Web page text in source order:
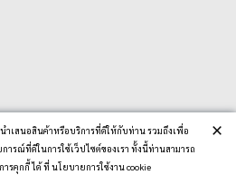
ำเสนอสินค้าหรือบริการที่ดีให้กับท่าน รวมถึงเพื่อ
รณ์ที่ดีในการใช้เว็ปไซต์ของเรา ทั้งนี้ท่านสามารถ
รคุกกี้ ได้ ที่ นโยบายการใช้งาน cookie
×